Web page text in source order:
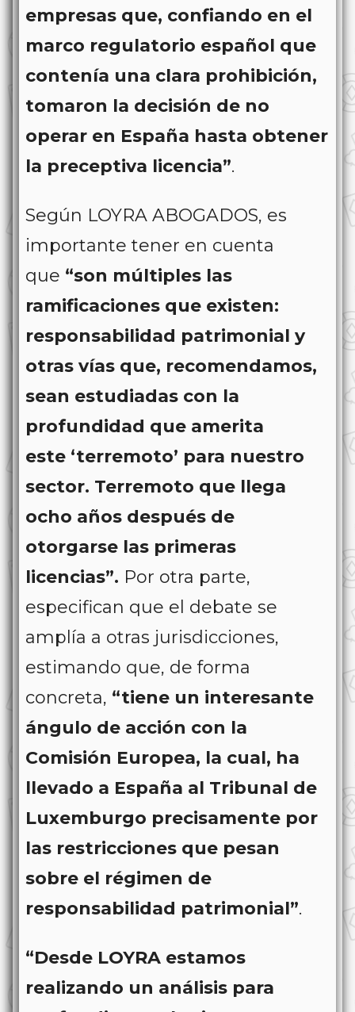
empresas que, confiando en el
marco regulatorio español que
contenía una clara prohibición,
tomaron la decisión de no
operar en España hasta obtener
la preceptiva licencia”.
Según LOYRA ABOGADOS, es
importante tener en cuenta
que “son múltiples las
ramificaciones que existen:
responsabilidad patrimonial y
otras vías que, recomendamos,
sean estudiadas con la
profundidad que amerita
este ‘terremoto’ para nuestro
sector. Terremoto que llega
ocho años después de
otorgarse las primeras
licencias”. Por otra parte,
especifican que el debate se
amplía a otras jurisdicciones,
estimando que, de forma
concreta, “tiene un interesante
ángulo de acción con la
Comisión Europea, la cual, ha
llevado a España al Tribunal de
Luxemburgo precisamente por
las restricciones que pesan
sobre el régimen de
responsabilidad patrimonial”.
“Desde LOYRA estamos
realizando un análisis para